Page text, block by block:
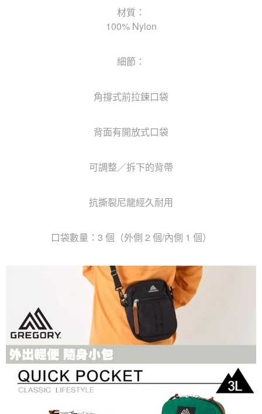
材質：
100% Nylon
細節：
角撐式前拉鍊口袋
背面有開放式口袋
可調整／拆下的背帶
抗撕裂尼龍經久耐用
口袋數量：3 個（外側 2 個/內側 1 個）